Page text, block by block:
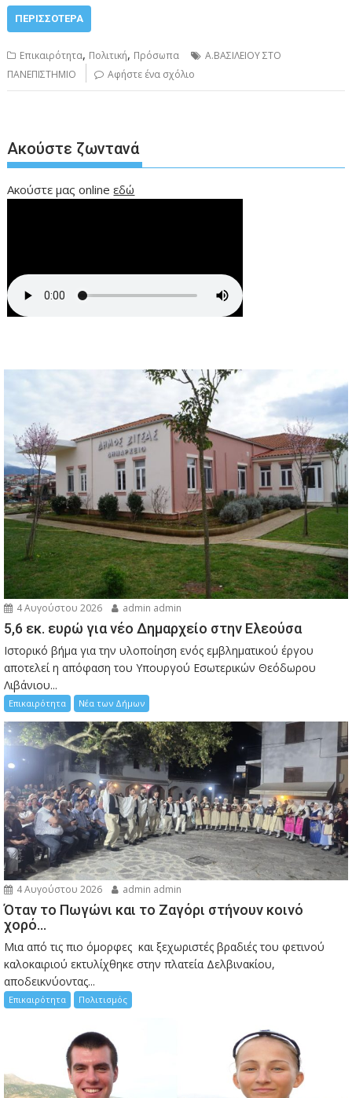
ΠΕΡΙΣΣΌΤΕΡΑ
Επικαιρότητα, Πολιτική, Πρόσωπα
Α.ΒΑΣΙΛΕΙΟΥ ΣΤΟ
ΠΑΝΕΠΙΣΤΗΜΙΟ
Αφήστε ένα σχόλιο
Ακούστε ζωντανά
Ακούστε μας onlineεδώ
4 Αυγούστου 2026 admin admin
5,6 εκ. ευρώ για νέο Δημαρχείο στην Ελεούσα
Ιστορικό βήμα για την υλοποίηση ενός εμβληματικού έργου
αποτελεί η απόφαση του Υπουργού Εσωτερικών Θεόδωρου
Λιβάνιου...
Επικαιρότητα Νέα των Δήμων
4 Αυγούστου 2026 admin admin
Όταν το Πωγώνι και το Ζαγόρι στήνουν κοινό
χορό…
Μια από τις πιο όμορφες και ξεχωριστές βραδιές του φετινού
καλοκαιριού εκτυλίχθηκε στην πλατεία Δελβινακίου,
αποδεικνύοντας...
Επικαιρότητα Πολιτισμός